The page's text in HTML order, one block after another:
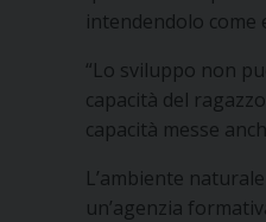
intendendolo come
“Lo sviluppo non
capacità del
capacità messe
L’ambiente
un’agenzia